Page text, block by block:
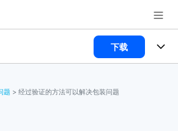
下载
题 > 经过验证的方法可以解决包装问题